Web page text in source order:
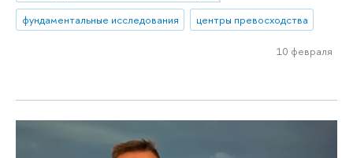
фундаментальные исследования
центры превосходства
10 февраля